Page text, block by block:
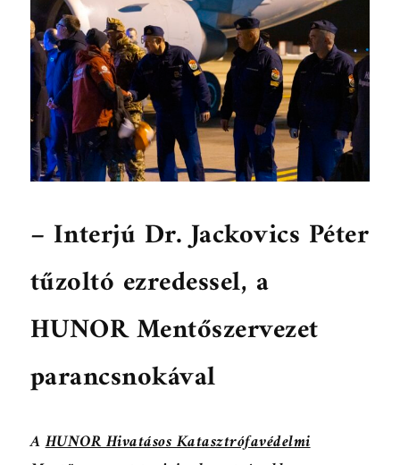
– Interjú Dr. Jackovics Péter
tűzoltó ezredessel, a
HUNOR Mentőszervezet
parancsnokával
AHUNOR Hivatásos Katasztrófavédelmi